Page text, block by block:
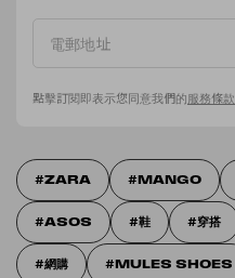
點擊訂閱即表示您同意我們的服務條款
ZARA MANGO
ASOS 鞋 穿搭
網購 MULES SHOES